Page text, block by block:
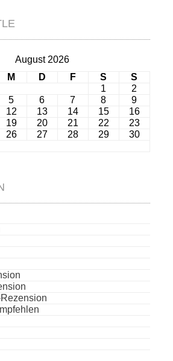
August 2026
M D F S
S
1
2
5 6 7 8
9
12 13 14 15
16
19 20 21 22
23
26 27 28 29
30